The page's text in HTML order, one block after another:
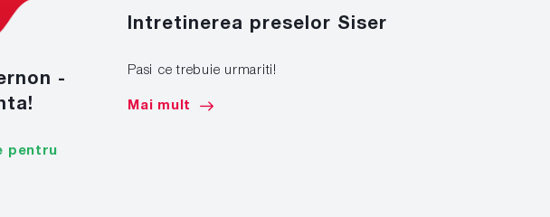
-
pentru
Intretinerea preselor Siser
Pasi ce trebuie urmariti!
Mai mult